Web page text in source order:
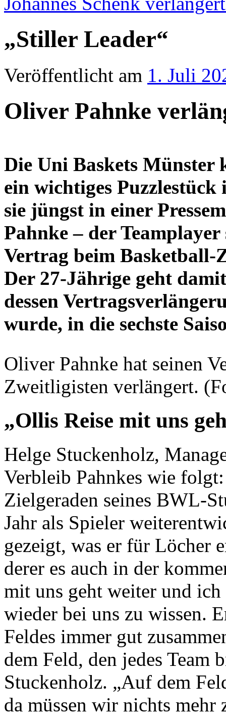
„Stiller Leader“
Veröffentlicht am 1. Juli
Oliver Pahnke
Die Uni Baskets Münster
ein wichtiges
sie jüngst in einer
Pahnke – der
Vertrag beim
Der 27-Jährige geht
dessen
wurde, in die sechste
Oliver Pahnke hat seinen
Zweitligisten verlängert.
„Ollis Reise mit uns
Helge Stuckenholz,
Verbleib Pahnkes wie
Zielgeraden seines BWL-
Jahr als Spieler
gezeigt, was er für Löcher
derer es auch in der
mit uns geht weiter und
wieder bei uns zu wissen.
Feldes immer gut
dem Feld, den jedes Team
Stuckenholz. „Auf dem
da müssen wir nichts mehr